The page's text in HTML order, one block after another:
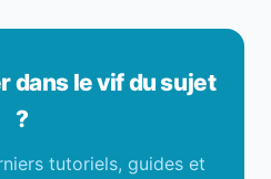
dans le vif du sujet
?
tutoriels, guides et